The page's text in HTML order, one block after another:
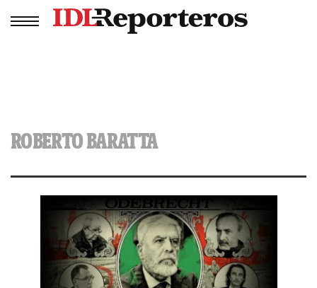
ROBERTO BARATTA